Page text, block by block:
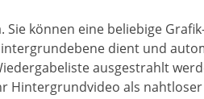
Sie können eine beliebige
dient und
ausgestrahlt
Hintergrundvideo als